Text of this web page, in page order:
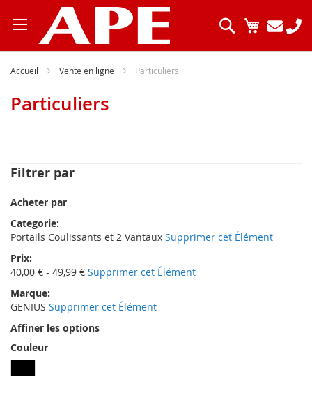
au
contenu
Mon
Chercher
Accueil Vente en ligne Particuliers
Particuliers
Filtrer par
Acheter par
Categorie
Portails Coulissants et 2 Vantaux Supprimer cet Élément
Prix
40,00 € - 49,99 € Supprimer cet Élément
Marque
GENIUS Supprimer cet Élément
Affiner les options
Couleur